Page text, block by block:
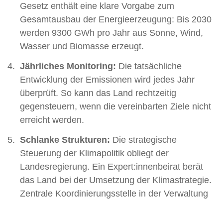
Gesetz enthält eine klare Vorgabe zum
Gesamtausbau der Energieerzeugung: Bis 2030
werden 9300 GWh pro Jahr aus Sonne, Wind,
Wasser und Biomasse erzeugt.
Jährliches Monitoring: Die tatsächliche
Entwicklung der Emissionen wird jedes Jahr
überprüft. So kann das Land rechtzeitig
gegensteuern, wenn die vereinbarten Ziele nicht
erreicht werden.
Schlanke Strukturen: Die strategische
Steuerung der Klimapolitik obliegt der
Landesregierung. Ein Expert:innenbeirat berät
das Land bei der Umsetzung der Klimastrategie.
Zentrale Koordinierungsstelle in der Verwaltung